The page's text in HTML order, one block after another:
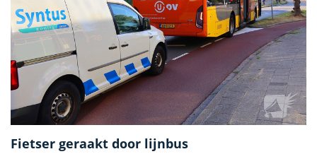
Fietser geraakt door lijnbus